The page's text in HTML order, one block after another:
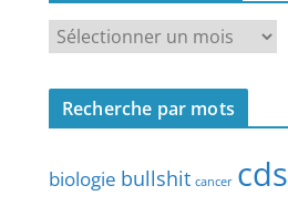
e
e
a
e
c
r
Recherche par mots
biologie bullshit cancer cds